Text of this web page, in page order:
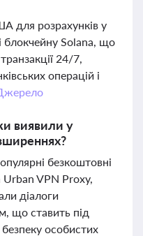
для розрахунків у
блокчейну Solana, що
24/7,
операцій і
виявили у
безкоштовні
VPN Proxy,
діалоги
що ставить під
безпеку особистих